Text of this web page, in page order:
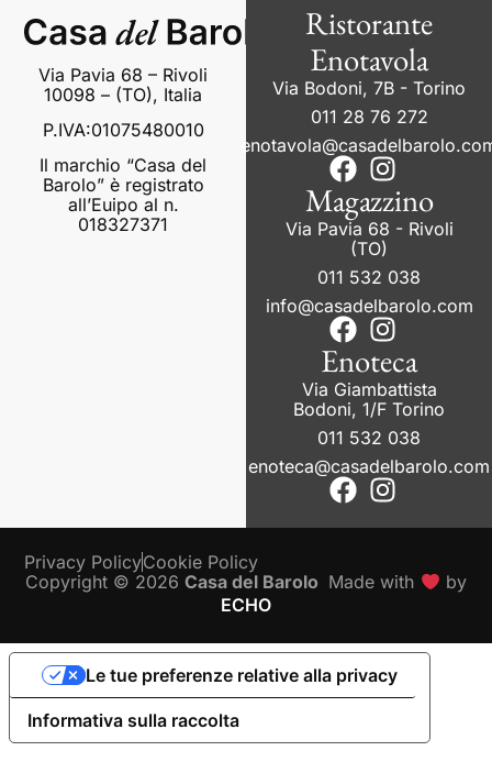
Via Pavia 68 – Rivoli
10098 – (TO), Italia
P.IVA:01075480010
Il marchio “Casa del
Barolo” è registrato
all’Euipo al n.
018327371
Ristorante
Enotavola
Via Bodoni, 7B - Torino
011 28 76 272
Magazzino
Via Pavia 68 - Rivoli
(TO)
011 532 038
info@casadelbarolo.com
Enoteca
Via Giambattista
Bodoni, 1/F Torino
011 532 038
enoteca@casadelbarolo.com
Copyright © 2026Casa del Barolo Made with
by
ECHO
Privacy PolicyCookie Policy
Informativa sulla raccolta
Le tue preferenze relative alla privacy